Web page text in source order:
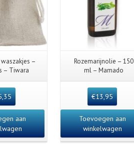
–
– Tiwara
aan
Rozemarijnolie – 150
ml – Mamado
€13,95
Toevoegen aan
winkelwagen